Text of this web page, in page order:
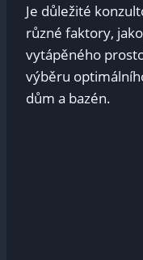
Je důležité
různé ​faktory,
vytápěného
výběru
dům a ⁤bazén.